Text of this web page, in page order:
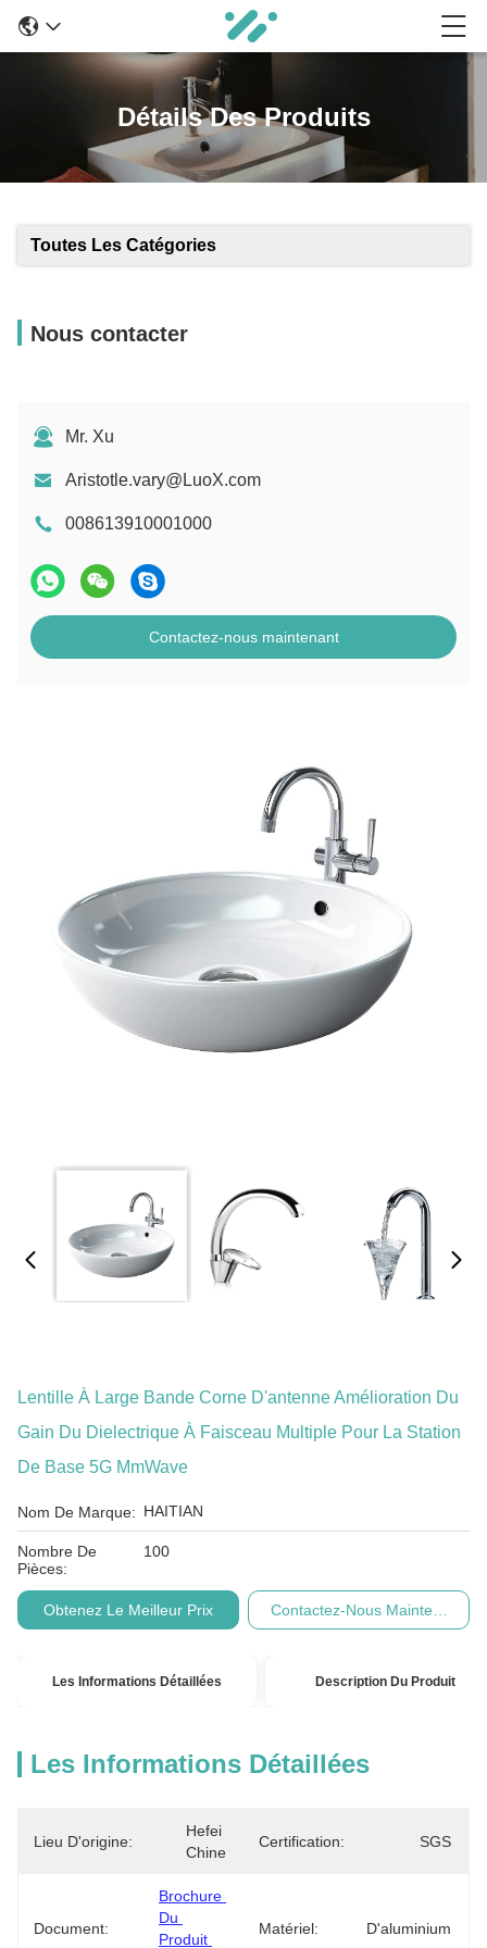
Détails Des Produits
Toutes Les Catégories
Nous contacter
Mr. Xu
Aristotle.vary@LuoX.com
008613910001000
Contactez-nous maintenant
Lentille À Large Bande Corne D'antenne Amélioration Du
Gain Du Dielectrique À Faisceau Multiple Pour La Station
De Base 5G MmWave
Nom De Marque: HAITIAN
Nombre De
Pièces:
100
Obtenez Le Meilleur Prix Contactez-Nous Maintenant
Les Informations Détaillées Description Du Produit
Les Informations Détaillées
Lieu D'origine:
Hefei
Chine
Certification: SGS
Document:
Brochure
Du
Produit
Matériel: D'aluminium